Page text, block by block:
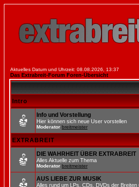
Aktuelles Datum und Uhrzeit: 08.08.2026, 13:37
Das Extrabreit-Forum Foren-Übersicht
Intro
Info und Vorstellung
Hier können sich neue User vorstellen
Moderator breitmeister
EXTRABREIT
DIE WAHRHEIT ÜBER EXTRABREIT
Alles Aktuelle zum Thema
Moderator breitmeister
AUS LIEBE ZUR MUSIK
Alles rund um LPs, CDs, DVDs der Breiten